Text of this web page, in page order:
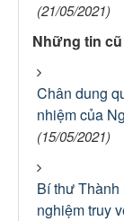
(21/05/2021)
Những tin
Chân dung
nhiệm của
(15/05/2021)
Bí thư
nghiệm truy